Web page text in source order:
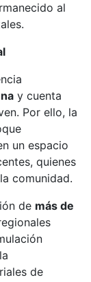
al
y cuenta
Por ello, la
un espacio
quienes
comunidad.
de más de
de